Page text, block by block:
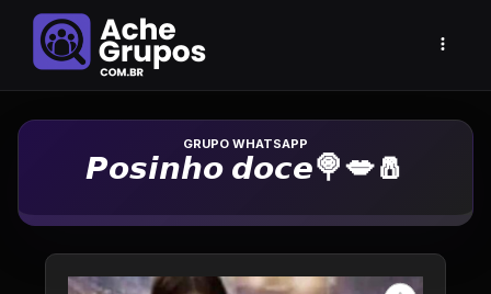
Grupo de Whatsapp
𝙋𝙤𝙨𝙞𝙣𝙝𝙤 𝙙𝙤𝙘𝙚🍭💋🧂